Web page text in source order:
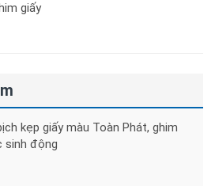
giấy
kẹp giấy màu Toàn Phát, ghim
sinh động